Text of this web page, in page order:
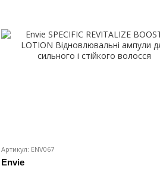
Артикул: ENV067
Envie